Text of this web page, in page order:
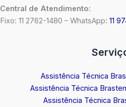
Central de Atendimento:
Fixo: 11 2762-1480 – WhatsApp: 11
Assistência Técnica
Assistência Técnica
Assistência Técnica